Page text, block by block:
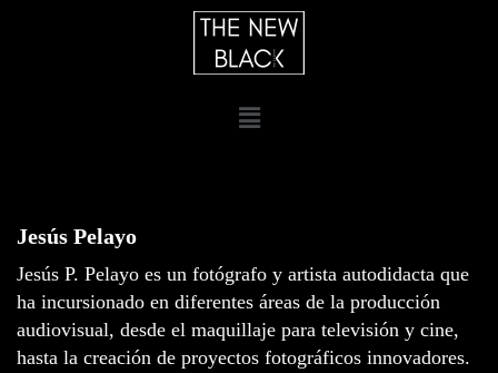
Jesús Pelayo
Jesús P. Pelayo es un fotógrafo y artista autodidacta que
ha incursionado en diferentes áreas de la producción
audiovisual, desde el maquillaje para televisión y cine,
hasta la creación de proyectos fotográficos innovadores.